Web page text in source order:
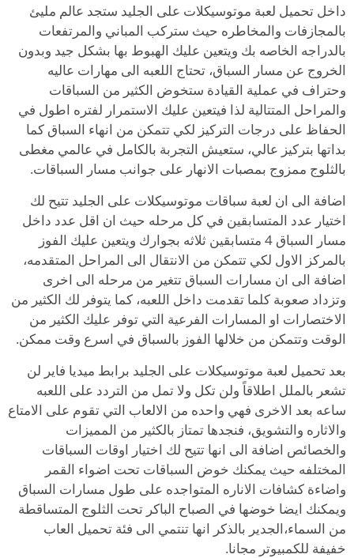
داخل تحميل لعبة موتوسيكلات على الجليد ستجد عالم مليئ
بالمجازفات والمخاطره حيث ستركب المباني والمرتفعات
بالدراجه الخاصه بك ويتعين عليك الهبوط بها بشكل جيد وبدون
الخروج عن مسار السباق، تحتاج اللعبه الى مهارات عاليه
وحتراف في عملية القيادة ستخوض الكثير من السباقات
والمراحل المتتالية لذا فيتعين عليك الاستمرار لفتره اطول في
الحفاظ على درجات التركيز لكي تتمكن من انهاء السباق كما
بداتها بتركيز عالي، ستعيش التجربة بالكامل في عالمي مغطى
بالثلوج ممزوج بمصبات الانهار على جوانب مسار السباقات.
اضافة الى ان لعبة سباقات موتوسيكلات على الجليد تتيح لك
اختيار عدد المتسابقين في كل مرحله حيث ان اقل عدد داخل
مسار السباق 4 متسابقين ثلاثه بجوارك ويتعين عليك الفوز
بالمركز الاول لكي تتمكن من الانتقال الى المراحل المتقدمه،
اضافة الى ان مسارات السباق تتغير من مرحله الى اخرى
وتزداد صعوبة كلما تقدمت داخل اللعبه، كما يتوفر لك الكثير من
الاختصارات او المسارات الفرعية التي توفر عليك الكثير من
الوقت وتتمكن من خلالها الفوز بالسباق في اسرع وقت ممكن.
بعد تحميل لعبة موتوسيكلات على الجليد برابط ميديا فاير لن
تشعر بالملل اطلاقاً ولن تكل ولا تمل من التردد على اللعبه
ساعه بعد الاخرى فهي واحده من الالعاب التي تقوم على الامتاع
والاثاره والتشويق، فنجدها تمتاز بالكثير من المميزات
والخصائص اضافة الى انها تتيح لك اختيار اوقات السباقات
المختلفه حيث يمكنك خوض السباقات تحت اضواء القمر
واضاءة كشافات الاناره المتواجده على طول مسارات السباق
ويمكنك ايضا خوضها في الصباح الباكر تحت الثلوج المتساقطة
من السماء،الجدير بالذكر انها تنتمي الى فئة تحميل العاب
خفيفة للكمبيوتر مجانا.